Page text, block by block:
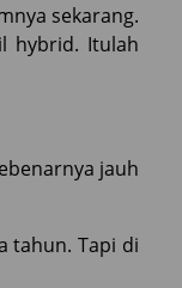
sekarang.
hybrid. Itulah
jauh
tahun. Tapi di